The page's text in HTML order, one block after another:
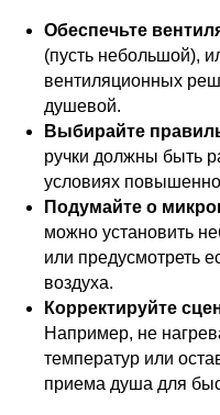
Обеспечьте
(пусть небольшой),
вентиляционных
душевой.
Выбирайте
ручки должны быть
условиях
Подумайте о
можно установить
или предусмотреть
воздуха.
Корректируйте
Например, не
температур или
приема душа для